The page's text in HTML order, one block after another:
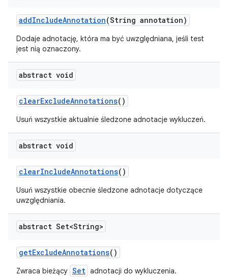
addIncludeAnnotation(String annotation)
Dodaje adnotację, która ma być uwzględniana, jeśli test
jest nią oznaczony.
abstract void
clearExcludeAnnotations()
Usuń wszystkie aktualnie śledzone adnotacje wykluczeń.
abstract void
clearIncludeAnnotations()
Usuń wszystkie obecnie śledzone adnotacje dotyczące
uwzględniania.
abstract Set<String>
getExcludeAnnotations()
Zwraca bieżący Set adnotacji do wykluczenia.